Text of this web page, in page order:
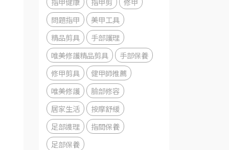
問題指甲
美甲工具
精品剪具
手部護理
唯美修護精品剪具
手部保養
修甲剪具
健甲師推薦
唯美修護
臉部修容
居家生活
按摩舒緩
足部謢理
指間保養
足部保養